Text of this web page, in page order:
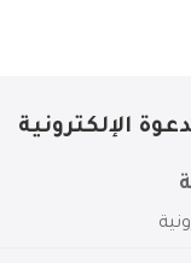
الإلكترونية